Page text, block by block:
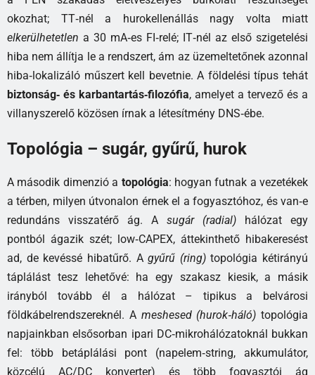
okozhat; TT‑nél a hurokellenállás nagy volta miatt
elkerülhetetlen a 30 mA‑es FI‑relé; IT‑nél az első szigetelési
hiba nem állítja le a rendszert, ám az üzemeltetőnek azonnal
hiba‑lokalizáló műszert kell bevetnie. A földelési típus tehát
biztonság‑ és karbantartás‑filozófia, amelyet a tervező és a
villanyszerelő közösen írnak a létesítmény DNS‑ébe.
Topológia – sugár, gyűrű, hurok
A második dimenzió a topológia: hogyan futnak a vezetékek
a térben, milyen útvonalon érnek el a fogyasztóhoz, és van‑e
redundáns visszatérő ág. A sugár (radial) hálózat egy
pontból ágazik szét; low‑CAPEX, áttekinthető hibakeresést
ad, de kevéssé hibatűrő. Agyűrű (ring)topológia kétirányú
táplálást tesz lehetővé: ha egy szakasz kiesik, a másik
irányból tovább él a hálózat – tipikus a belvárosi
földkábelrendszereknél. A meshesed (hurok‑háló) topológia
napjainkban elsősorban ipari DC‑mikrohálózatoknál bukkan
fel: több betáplálási pont (napelem‑string, akkumulátor,
közcélú AC/DC konverter) és több fogyasztói ág